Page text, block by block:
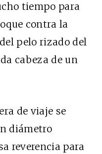
tiempo para
contra la
pelo rizado del
cabeza de un
de viaje se
diámetro
reverencia para